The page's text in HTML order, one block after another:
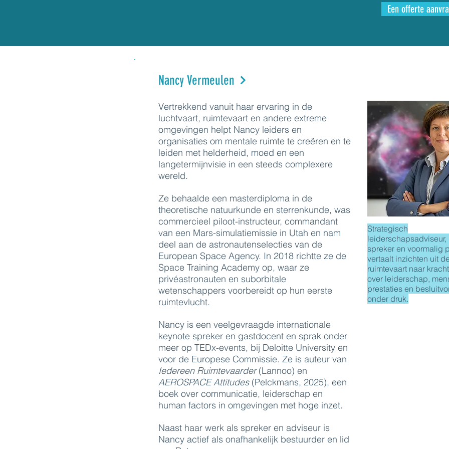
Een offerte
Nancy Vermeulen
Vertrekkend vanuit haar ervaring in de
luchtvaart, ruimtevaart en andere extreme
omgevingen helpt Nancy leiders en
organisaties om mentale ruimte te creëren en te
leiden met helderheid, moed en een
langetermijnvisie in een steeds complexere
wereld.
Ze behaalde een masterdiploma in de
theoretische natuurkunde en sterrenkunde, was
commercieel piloot-instructeur, commandant
van een Mars-simulatiemissie in Utah en nam
deel aan de astronautenselecties van de
European Space Agency. In 2018 richtte ze de
Space Training Academy op, waar ze
privéastronauten en suborbitale
wetenschappers voorbereidt op hun eerste
ruimtevlucht.
Nancy is een veelgevraagde internationale
keynote spreker en gastdocent en sprak onder
meer op TEDx-events, bij Deloitte University en
voor de Europese Commissie. Ze is auteur van
Iedereen Ruimtevaarder(Lannoo) en
AEROSPACE Attitudes(Pelckmans, 2025), een
boek over communicatie, leiderschap en
human factors in omgevingen met hoge inzet.
Naast haar werk als spreker en adviseur is
Nancy actief als onafhankelijk bestuurder en lid
Strategisch
leiderschapsadviseur,
spreker en voormalig
vertaalt inzichten uit
ruimtevaart naar
over leiderschap,
prestaties en
onder druk.